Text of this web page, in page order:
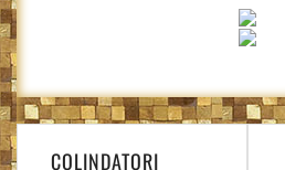
Navigare
în COLINDATORI